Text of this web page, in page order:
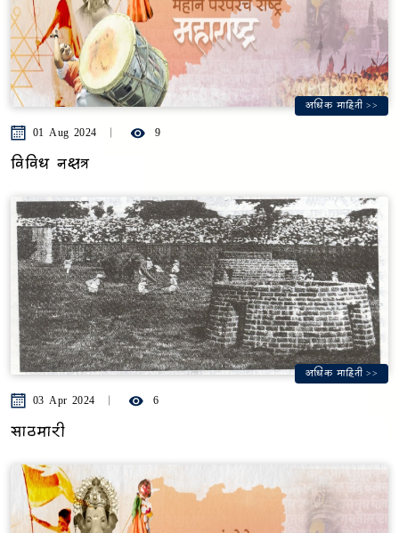
अधिक माहिती >>
01 Aug 2024 9
विविध नक्षत्र
अधिक माहिती >>
03 Apr 2024 6
साठमारी